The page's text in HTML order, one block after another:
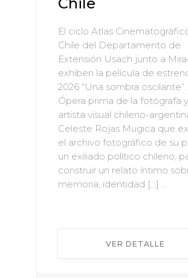
El ciclo Atlas
Chile del Departamento de
Extensión Usach junto a
exhiben la película de
2026 “Una sombra oscilante”.
Ópera prima de la fotógrafa y
artista visual chileno-
Celeste Rojas Mugica que
el archivo fotográfico de su
un exiliado político chileno,
construir un relato íntimo
memoria, identidad […] ...
VER DETALLE